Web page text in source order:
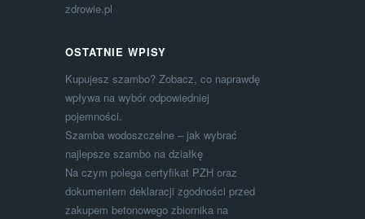
zdrowie.pl
OSTATNIE WPISY
Kupujesz szambo? Zobacz, co naprawdę
wpływa na wybór odpowiedniej
pojemności.
Szamba wodoszczelne – jak wybrać
najlepsze szambo na działkę
Na czym polega certyfikat PZH oraz
dokumentem deklaracji zgodności przed
zakupem betonowego zbiornika na